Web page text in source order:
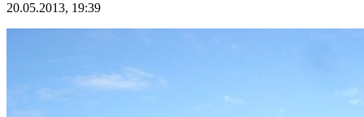
20.05.2013, 19:39